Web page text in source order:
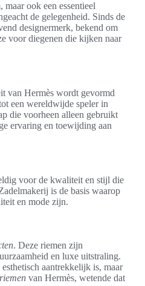
ook een essentieel
de gelegenheid. Sinds de
designermerk, bekend om
voor diegenen die kijken naar
van Hermès wordt gevormd
een wereldwijde speler in
die voorheen alleen gebruikt
ervaring en toewijding aan
voor de kwaliteit en stijl die
is de basis waarop
en mode zijn.
. Deze riemen zijn
en luxe uitstraling.
aantrekkelijk is, maar
van Hermès, wetende dat